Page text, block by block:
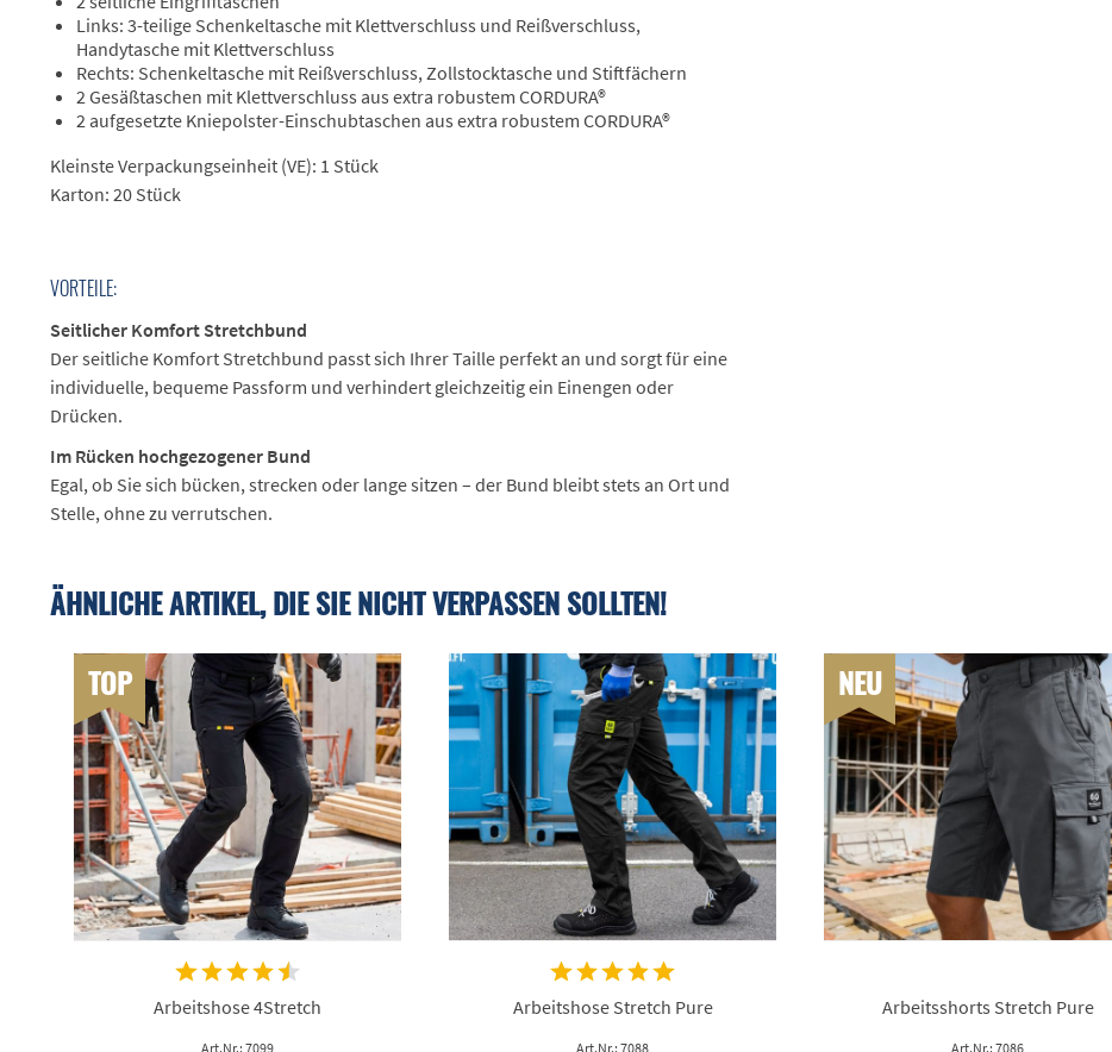
Links: 3-teilige Schenkeltasche mit Klettverschluss und Reißverschluss,
Handytasche mit Klettverschluss
Rechts: Schenkeltasche mit Reißverschluss, Zollstocktasche und Stiftfächern
2 Gesäßtaschen mit Klettverschluss aus extra robustem CORDURA®
2 aufgesetzte Kniepolster-Einschubtaschen aus extra robustem CORDURA®
Kleinste Verpackungseinheit (VE): 1 Stück
Karton: 20 Stück
VORTEILE:
Seitlicher Komfort Stretchbund
Der seitliche Komfort Stretchbund passt sich Ihrer Taille perfekt an und sorgt für eine
individuelle, bequeme Passform und verhindert gleichzeitig ein Einengen oder
Drücken.
Im Rücken hochgezogener Bund
Egal, ob Sie sich bücken, strecken oder lange sitzen – der Bund bleibt stets an Ort und
Stelle, ohne zu verrutschen.
ÄHNLICHE ARTIKEL, DIE SIE NICHT VERPASSEN SOLLTEN!
TOP
Arbeitshose 4Stretch
Art.Nr.: 7099
Arbeitshose Stretch Pure
Art.Nr.: 7088
NEU
Arbeitsshorts Stretch Pure
Art.Nr.: 7086